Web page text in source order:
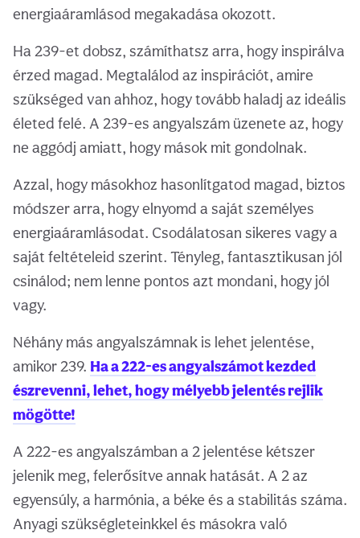
energiaáramlásod megakadása okozott.
Ha 239-et dobsz, számíthatsz arra, hogy inspirálva
érzed magad. Megtalálod az inspirációt, amire
szükséged van ahhoz, hogy tovább haladj az ideális
életed felé. A 239-es angyalszám üzenete az, hogy
ne aggódj amiatt, hogy mások mit gondolnak.
Azzal, hogy másokhoz hasonlítgatod magad, biztos
módszer arra, hogy elnyomd a saját személyes
energiaáramlásodat. Csodálatosan sikeres vagy a
saját feltételeid szerint. Tényleg, fantasztikusan jól
csinálod; nem lenne pontos azt mondani, hogy jól
vagy.
Néhány más angyalszámnak is lehet jelentése,
amikor 239. Ha a 222-es angyalszámot kezded
észrevenni, lehet, hogy mélyebb jelentés rejlik
mögötte!
A 222-es angyalszámban a 2 jelentése kétszer
jelenik meg, felerősítve annak hatását. A 2 az
egyensúly, a harmónia, a béke és a stabilitás száma.
Anyagi szükségleteinkkel és másokra való